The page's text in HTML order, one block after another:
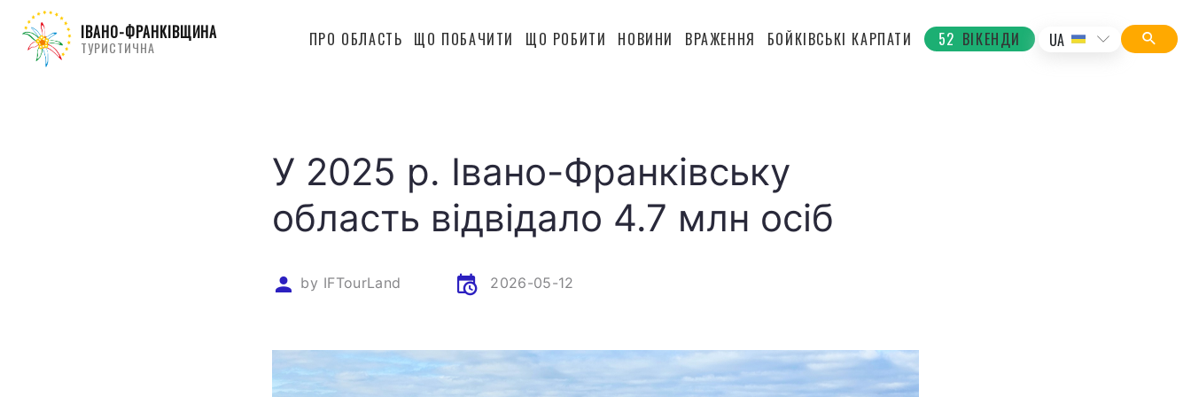
ІВАНО-ФРАНКІВЩИНА
ТУРИСТИЧНА ПРО ОБЛАСТЬ ЩО ПОБАЧИТИ ЩО РОБИТИ НОВИНИ ВРАЖЕННЯ БОЙКІВСЬКІ КАРПАТИ 52 ВІКЕНДИ UA
У 2025 р. Івано-Франківську
область відвідало 4.7 млн осіб
by IFTourLand 2026-05-12